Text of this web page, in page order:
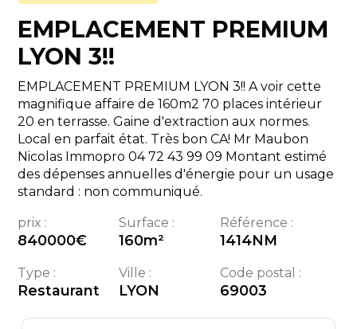
EMPLACEMENT PREMIUM
LYON 3!!
EMPLACEMENT PREMIUM LYON 3!! A voir cette
magnifique affaire de 160m2 70 places intérieur
20 en terrasse. Gaine d'extraction aux normes.
Local en parfait état. Très bon CA! Mr Maubon
Nicolas Immopro 04 72 43 99 09 Montant estimé
des dépenses annuelles d'énergie pour un usage
standard : non communiqué.
prix :
840000€
Surface :
160m²
Référence :
1414NM
Type :
Restaurant
Ville :
LYON
Code postal :
69003